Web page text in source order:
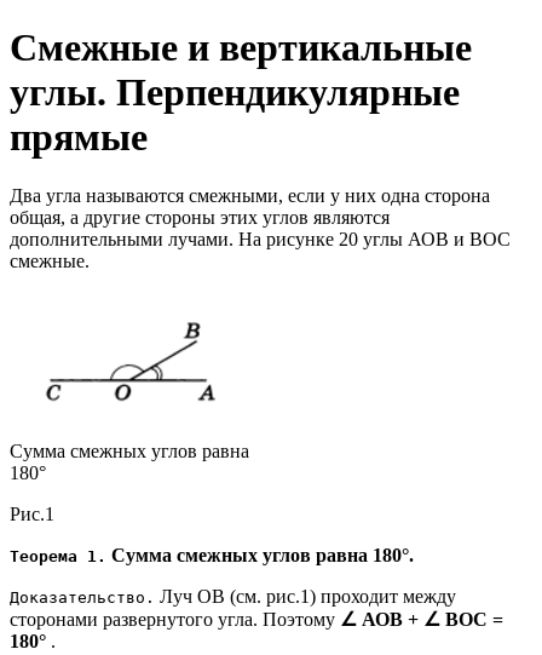
Смежные и вертикальные
углы. Перпендикулярные
прямые
Два угла называются смежными, если у них одна сторона
общая, а другие стороны этих углов являются
дополнительными лучами. На рисунке 20 углы АОВ и ВОС
смежные.
Сумма смежных углов равна
180°
Рис.1
Теорема 1. Сумма смежных углов равна 180°.
Доказательство. Луч ОВ (см. рис.1) проходит между
сторонами развернутого угла. Поэтому ∠ АОВ + ∠ ВОС =
180° .